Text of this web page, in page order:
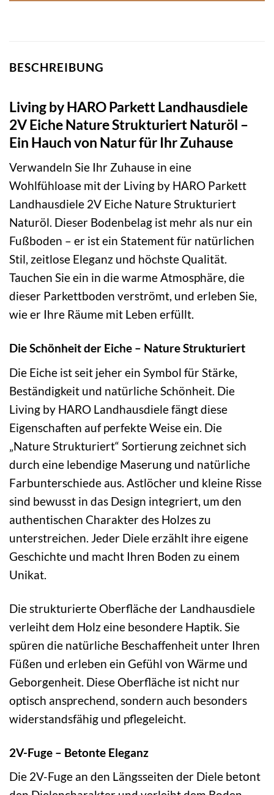
BESCHREIBUNG
Living by HARO Parkett Landhausdiele
2V Eiche Nature Strukturiert Naturöl –
Ein Hauch von Natur für Ihr Zuhause
Verwandeln Sie Ihr Zuhause in eine
Wohlfühloase mit der Living by HARO Parkett
Landhausdiele 2V Eiche Nature Strukturiert
Naturöl. Dieser Bodenbelag ist mehr als nur ein
Fußboden – er ist ein Statement für natürlichen
Stil, zeitlose Eleganz und höchste Qualität.
Tauchen Sie ein in die warme Atmosphäre, die
dieser Parkettboden verströmt, und erleben Sie,
wie er Ihre Räume mit Leben erfüllt.
Die Schönheit der Eiche – Nature Strukturiert
Die Eiche ist seit jeher ein Symbol für Stärke,
Beständigkeit und natürliche Schönheit. Die
Living by HARO Landhausdiele fängt diese
Eigenschaften auf perfekte Weise ein. Die
„Nature Strukturiert“ Sortierung zeichnet sich
durch eine lebendige Maserung und natürliche
Farbunterschiede aus. Astlöcher und kleine Risse
sind bewusst in das Design integriert, um den
authentischen Charakter des Holzes zu
unterstreichen. Jeder Diele erzählt ihre eigene
Geschichte und macht Ihren Boden zu einem
Unikat.
Die strukturierte Oberfläche der Landhausdiele
verleiht dem Holz eine besondere Haptik. Sie
spüren die natürliche Beschaffenheit unter Ihren
Füßen und erleben ein Gefühl von Wärme und
Geborgenheit. Diese Oberfläche ist nicht nur
optisch ansprechend, sondern auch besonders
widerstandsfähig und pflegeleicht.
2V-Fuge – Betonte Eleganz
Die 2V-Fuge an den Längsseiten der Diele betont